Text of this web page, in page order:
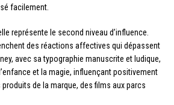
facilement.
représente le second niveau d’influence.
des réactions affectives qui dépassent
avec sa typographie manuscrite et ludique,
et la magie, influençant positivement
de la marque, des films aux parcs